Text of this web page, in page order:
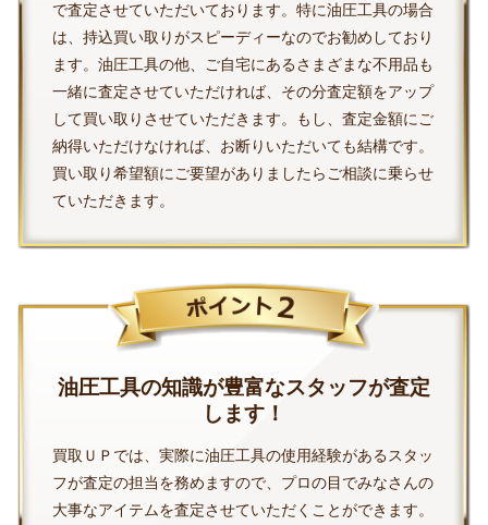
で査定させていただいております。特に油圧工具の場合
は、持込買い取りがスピーディーなのでお勧めしており
ます。油圧工具の他、ご自宅にあるさまざまな不用品も
一緒に査定させていただければ、その分査定額をアップ
して買い取りさせていただきます。もし、査定金額にご
納得いただけなければ、お断りいただいても結構です。
買い取り希望額にご要望がありましたらご相談に乗らせ
ていただきます。
油圧工具の知識が豊富なスタッフが査定
します！
買取ＵＰでは、実際に油圧工具の使用経験があるスタッ
フが査定の担当を務めますので、プロの目でみなさんの
大事なアイテムを査定させていただくことができます。